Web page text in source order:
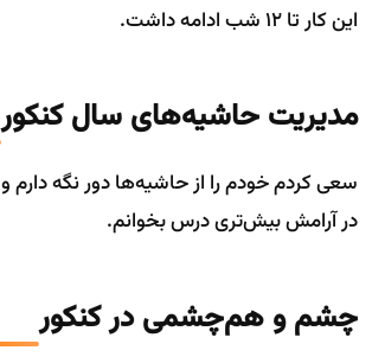
این کار تا 12 شب ادامه داشت.
مدیریت حاشیه‌های سال کنکور
سعی کردم خودم را از حاشیه‌ها دور نگه دارم و
در آرامش بیش‌تری درس بخوانم.
چشم و هم‌چشمی در کنکور